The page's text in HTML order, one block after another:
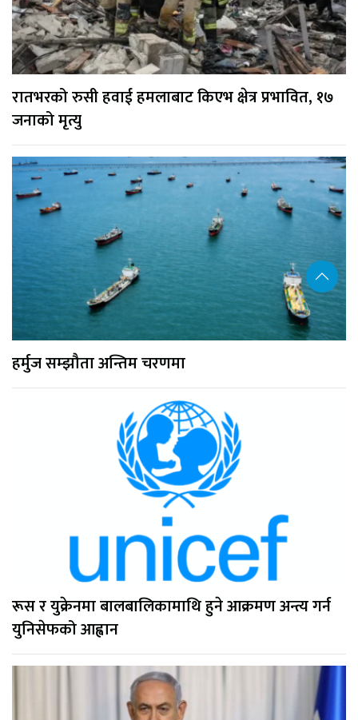
रातभरको रुसी हवाई हमलाबाट किएभ क्षेत्र प्रभावित, १७
जनाको मृत्यु
हर्मुज सम्झौता अन्तिम चरणमा
रूस र युक्रेनमा बालबालिकामाथि हुने आक्रमण अन्त्य गर्न
युनिसेफको आह्वान